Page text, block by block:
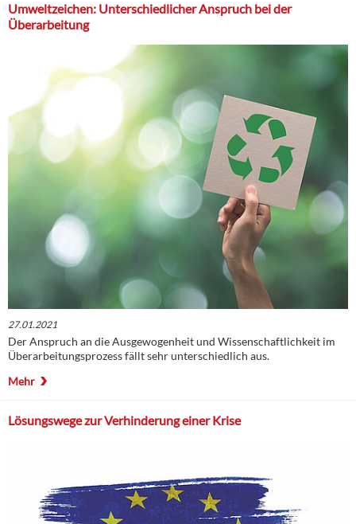
Umweltzeichen: Unterschiedlicher Anspruch bei der
Überarbeitung
27.01.2021
Der Anspruch an die Ausgewogenheit und Wissenschaftlichkeit im
Überarbeitungsprozess fällt sehr unterschiedlich aus.
Mehr
Lösungswege zur Verhinderung einer Krise